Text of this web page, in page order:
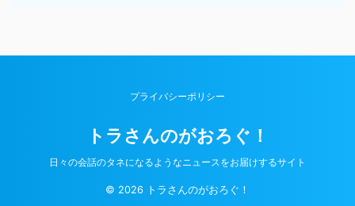
プライバシーポリシー
トラさんのがおろぐ！
日々の会話のタネになるようなニュースをお届けするサイト
© 2026 トラさんのがおろぐ！